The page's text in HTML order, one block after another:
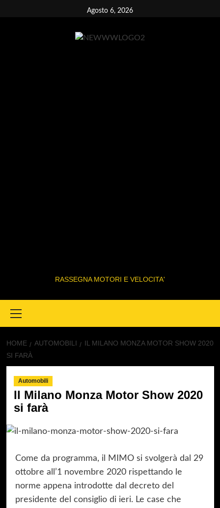
Agosto 6, 2026
RASSEGNA MOTORI E VELOCITA'
Menu
HOME AUTOMOBILI
IL MILANO MONZA MOTOR SHOW 2020
SI FARÀ
Automobili
Il Milano Monza Motor Show 2020
si farà
Come da programma, il MIMO si svolgerà dal 29
ottobre all’1 novembre 2020 rispettando le
norme appena introdotte dal decreto del
presidente del consiglio di ieri. Le case che